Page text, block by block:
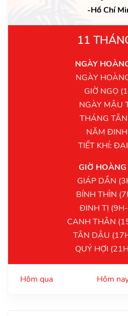
-Hồ Chí
11
NGÀY
NGÀY
GIỜ NGỌ
NGÀY MẬU
THÁNG
NĂM
TIẾT KHÍ:
GIỜ
GIÁP DẦN
BÍNH THÌN
ĐINH TỊ
CANH THÂN
TÂN DẬU
QUÝ HỢI
Hôm qua Hôm